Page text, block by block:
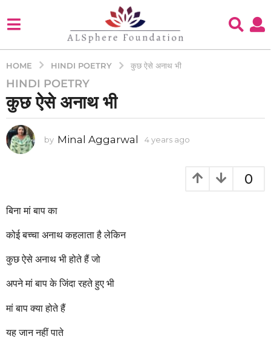
HOME HINDI POETRY कुछ ऐसे अनाथ भी
4
y
e
a
r
4
a
s
a
o
HINDI POETRY
कुछ ऐसे अनाथ भी
by Minal Aggarwal 4 years ago
a
0
बिना मां बाप का
कोई बच्चा अनाथ कहलाता है लेकिन
कुछ ऐसे अनाथ भी होते हैं जो
अपने मां बाप के जिंदा रहते हुए भी
मां बाप क्या होते हैं
यह जान नहीं पाते